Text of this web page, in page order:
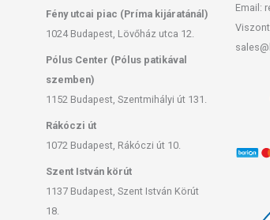
Fény utcai piac (Príma kijáratánál)
1024 Budapest, Lövőház utca 12.
Pólus Center (Pólus patikával
szemben)
1152 Budapest, Szentmihályi út 131.
Rákóczi út
1072 Budapest, Rákóczi út 10.
Szent István körút
1137 Budapest, Szent István Körút
18.
Email: